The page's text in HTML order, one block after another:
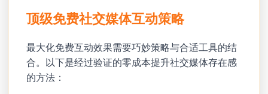
顶级免费社交媒体互动策略
最大化免费互动效果需要巧妙策略与合适工具的结
合。以下是经过验证的零成本提升社交媒体存在感
的方法：